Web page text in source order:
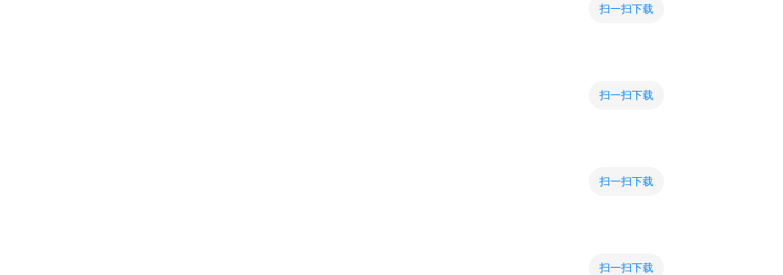
扫一扫下载
扫一扫下载
扫一扫下载
扫一扫下载